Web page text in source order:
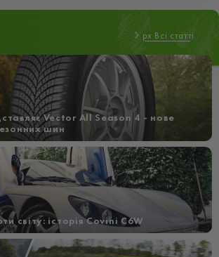
px Всі статті
Vector All Season 4 - нове
шин
світу: історія Covini C6W